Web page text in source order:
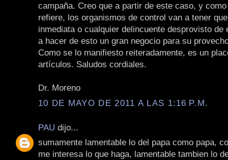
campaña. Creo que a partir de este caso, y
refiere, los organismos de control van a tener
inmediata o cualquier delincuente desprovisto de
a hacer de esto un gran negocio para su
Como se lo manifiesto reiteradamente, es un
artículos. Saludos cordiales.
Dr. Moreno
10 DE MAYO DE 2011 A LAS 1:16 P.M.
PAU dijo...
sumamente lamentable lo del papa como papa,
me interesa lo que haga, lamentable tambien lo